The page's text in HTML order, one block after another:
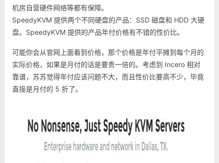
机房自营硬件网络等都有保障。
SpeedyKVM 提供两个不同硬盘的产品：SSD 磁盘和 HDD 大硬
盘。SpeedyKVM 提供的产品年付价格有不错的性价比。
可能你会从官网上面看到价格，那个价格是年付平摊到每个月的
实际价格，如果是月付的话是要贵一倍的。考虑到 Incero 相对
靠谱，苏苏觉得年付应该问题不大，而且性价比要高不少，毕竟
直接是月付的 5 折了。